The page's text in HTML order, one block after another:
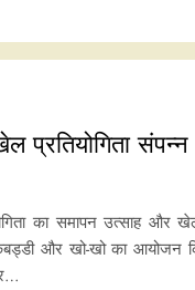
प्रतियोगिता संपन्न
का समापन उत्साह
कबड्डी और खो-खो का